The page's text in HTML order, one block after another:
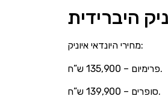
היברידית
מחירי היונדאי איוניק:
פרימיום – 135,900 ש”ח.
סופרים – 139,900 ש”ח.